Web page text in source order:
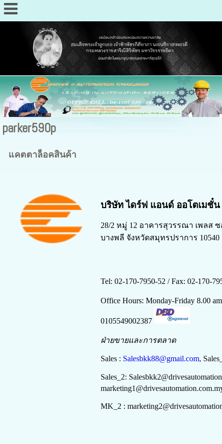
parker590p
แคตตาล็อคสินค้า
บริษัท ไดร์ฟ แอนด์ ออโตเมชั๋
28/2 หมู่ 12 อาคารสุวรรณา เพลส
บางพลี จังหวัดสมุทรปราการ 10540
Tel: 02-170-7950-52 /Fax: 02-170-
Office Hours: Monday-Friday 8.00
0105549002387
ฝ่ายขายและการตลาด
Sales : Salesbkk88@gmail.com,
Sales_2: Salesbkk2
marketing1
MK_2 : marketing2